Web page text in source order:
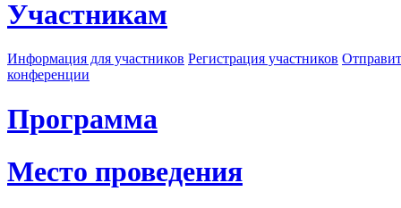
Участникам
Информация для участников Регистрация участников
конференции
Программа
Место проведения